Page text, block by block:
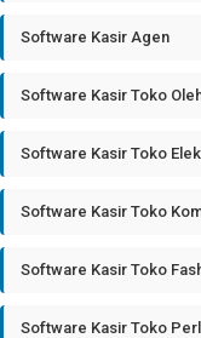
Software Kasir Agen
Software Kasir Toko
Software Kasir Toko
Software Kasir Toko
Software Kasir Toko
Software Kasir Toko